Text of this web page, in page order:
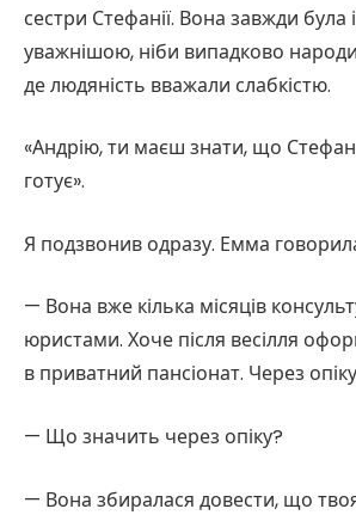
сестри Стефанії. Вона завжди
уважнішою, ніби випадково
де людяність вважали слабкістю.
«Андрію, ти маєш знати, що
готує».
Я подзвонив одразу. Емма
— Вона вже кілька місяців
юристами. Хоче після весілля
в приватний пансіонат. Через
— Що значить через опіку?
— Вона збиралася довести, що